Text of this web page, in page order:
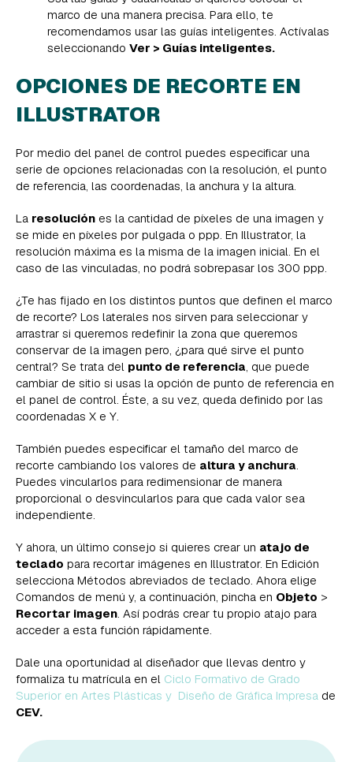
marco de una manera precisa. Para ello, te
recomendamos usar las guías inteligentes. Actívalas
seleccionando Ver > Guías inteligentes.
OPCIONES DE RECORTE EN
ILLUSTRATOR
Por medio del panel de control puedes especificar una
serie de opciones relacionadas con la resolución, el punto
de referencia, las coordenadas, la anchura y la altura.
La resolución es la cantidad de píxeles de una imagen y
se mide en píxeles por pulgada o ppp. En Illustrator, la
resolución máxima es la misma de la imagen inicial. En el
caso de las vinculadas, no podrá sobrepasar los 300 ppp.
¿Te has fijado en los distintos puntos que definen el marco
de recorte? Los laterales nos sirven para seleccionar y
arrastrar si queremos redefinir la zona que queremos
conservar de la imagen pero, ¿para qué sirve el punto
central? Se trata del punto de referencia, que puede
cambiar de sitio si usas la opción de punto de referencia en
el panel de control. Éste, a su vez, queda definido por las
coordenadas X e Y.
También puedes especificar el tamaño del marco de
recorte cambiando los valores de altura y anchura.
Puedes vincularlos para redimensionar de manera
proporcional o desvincularlos para que cada valor sea
independiente.
Y ahora, un último consejo si quieres crear un atajo de
teclado para recortar imágenes en Illustrator. En Edición
selecciona Métodos abreviados de teclado. Ahora elige
Comandos de menú y, a continuación, pincha en Objeto >
Recortar imagen. Así podrás crear tu propio atajo para
acceder a esta función rápidamente.
Dale una oportunidad al diseñador que llevas dentro y
formaliza tu matrícula en el Ciclo Formativo de Grado
Superior en Artes Plásticas y Diseño de Gráfica Impresa de
CEV.